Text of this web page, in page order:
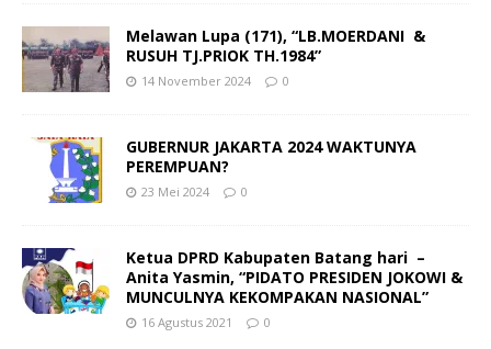
Melawan Lupa (171), “LB.MOERDANI &
RUSUH TJ.PRIOK TH.1984”
14 November 2024 0
GUBERNUR JAKARTA 2024 WAKTUNYA
PEREMPUAN?
23 Mei 2024 0
Ketua DPRD Kabupaten Batang hari –
Anita Yasmin, “PIDATO PRESIDEN JOKOWI &
MUNCULNYA KEKOMPAKAN NASIONAL”
16 Agustus 2021 0